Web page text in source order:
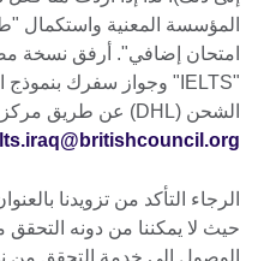
المؤسسة المعنية واستكمال
امتحان إضافي". أرفق نسخة
الشحن (DHL) عن طريق مركز خدمة العملاء
الرجاء التأكد من تزويدنا
حيث لا يمكننا من دونه